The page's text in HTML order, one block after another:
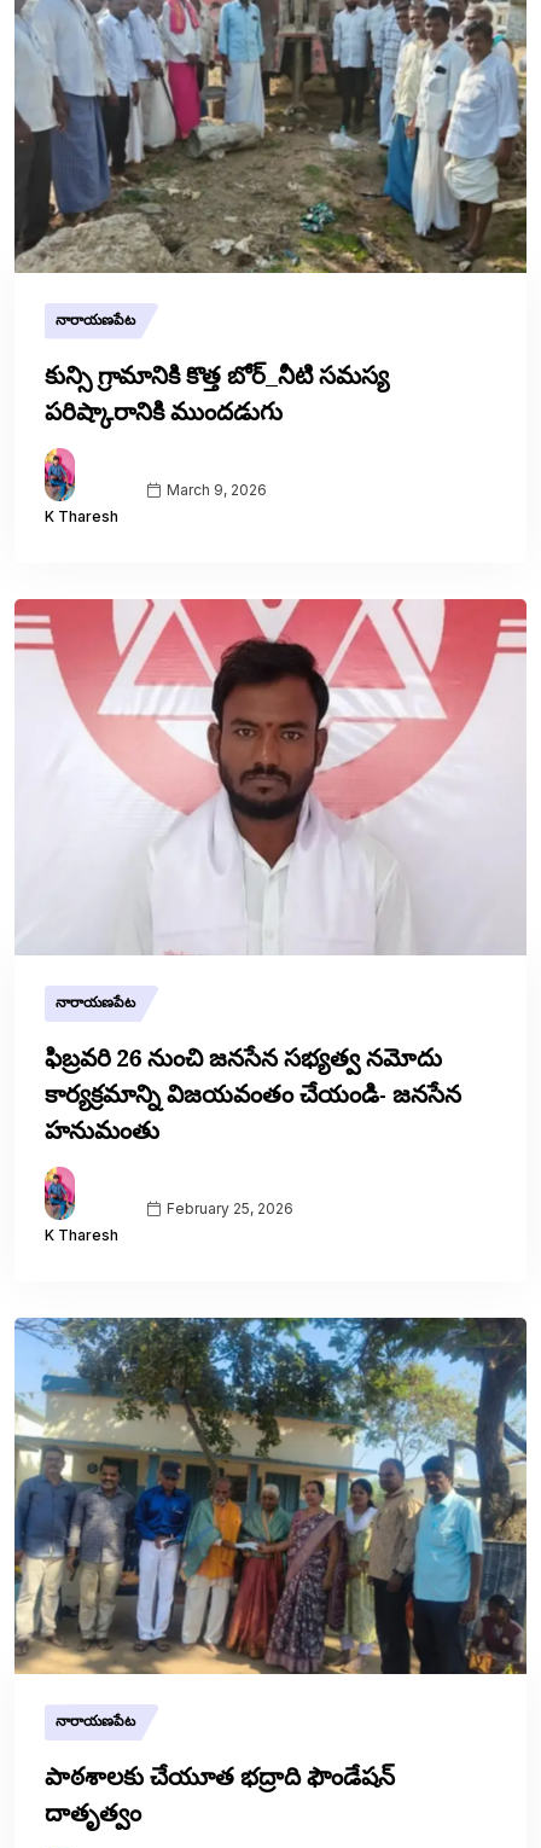
నారాయణపేట
కున్సి గ్రామానికి కొత్త బోర్_నీటి సమస్య
పరిష్కారానికి ముందడుగు
K Tharesh
March 9, 2026
నారాయణపేట
ఫిబ్రవరి 26 నుంచి జనసేన సభ్యత్వ నమోదు
కార్యక్రమాన్ని విజయవంతం చేయండి- జనసేన
హనుమంతు
K Tharesh
February 25, 2026
నారాయణపేట
పాఠశాలకు చేయూత భద్రాది ఫౌండేషన్
దాతృత్వం